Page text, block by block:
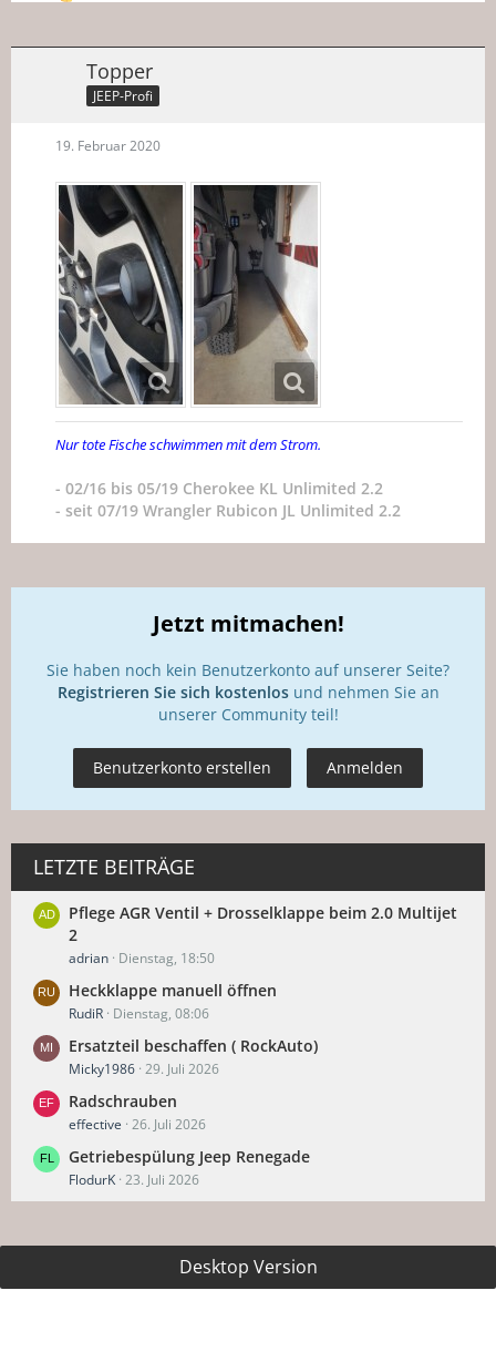
Topper
JEEP-Profi
19. Februar 2020
Nur tote Fische schwimmen mit dem Strom.
- 02/16 bis 05/19 Cherokee KL Unlimited 2.2
- seit 07/19 Wrangler Rubicon JL Unlimited 2.2
Jetzt mitmachen!
Sie haben noch kein Benutzerkonto auf unserer Seite?
Registrieren Sie sich kostenlosund nehmen Sie an
unserer Community teil!
Benutzerkonto erstellen Anmelden
LETZTE BEITRÄGE
Pflege AGR Ventil + Drosselklappe beim 2.0 Multijet
2
adrian Dienstag, 18:50
Heckklappe manuell öffnen
RudiR Dienstag, 08:06
Ersatzteil beschaffen ( RockAuto)
Micky1986 29. Juli 2026
Radschrauben
effective 26. Juli 2026
Getriebespülung Jeep Renegade
FlodurK 23. Juli 2026
Desktop Version